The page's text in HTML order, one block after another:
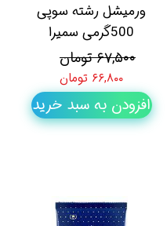
ورمیشل رشته سوپی
500گرمی سمیرا
۶۷,۵۰۰ تومان
۶۶,۸۰۰ تومان
افزودن به سبد خرید